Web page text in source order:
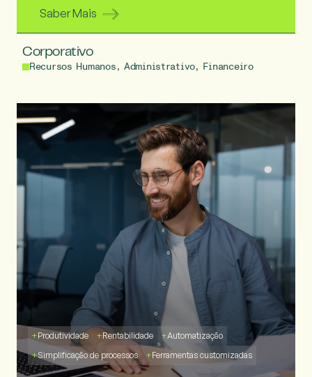
Saber Mais
Corporativo
Recursos Humanos, Administrativo, Financeiro
+Produtividade +Rentabilidade +Automatização
+Simplificação de processos +Ferramentas customizadas